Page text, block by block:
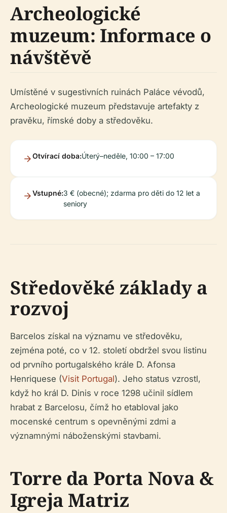
Archeologické
muzeum: Informace o
návštěvě
Umístěné v sugestivních ruinách Paláce vévodů,
Archeologické muzeum představuje artefakty z
pravěku, římské doby a středověku.
Otvírací doba:Úterý–neděle, 10:00 – 17:00
Vstupné:3 € (obecné); zdarma pro děti do 12 let a
seniory
Středověké základy a
rozvoj
Barcelos získal na významu ve středověku,
zejména poté, co v 12. století obdržel svou listinu
od prvního portugalského krále D. Afonsa
Henriquese (Visit Portugal). Jeho status vzrostl,
když ho král D. Dinis v roce 1298 učinil sídlem
hrabat z Barcelosu, čímž ho etabloval jako
mocenské centrum s opevněnými zdmi a
významnými náboženskými stavbami.
Torre da Porta Nova &
Igreja Matriz